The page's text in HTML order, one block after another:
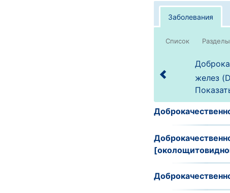
Заболевания
Список
желез